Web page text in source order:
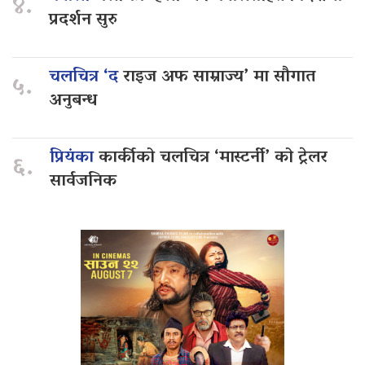
प्रदर्शन सुरु
५. चलचित्र ‘दराइज अफ साम्राज्य’ मा सौगात
अनुबन्ध
६. प्रियंकाकार्कीको चलचित्र ‘मास्टर्नी’ को ट्रेलर
सार्वजनिक